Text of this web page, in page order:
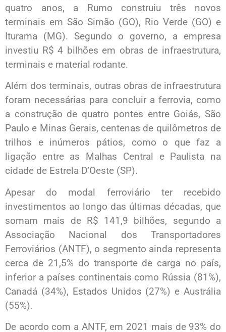
quatro anos, a Rumo construiu três novos
terminais em São Simão (GO), Rio Verde (GO) e
Iturama (MG). Segundo o governo, a empresa
investiu R$ 4 bilhões em obras de infraestrutura,
terminais e material rodante.
Além dos terminais, outras obras de infraestrutura
foram necessárias para concluir a ferrovia, como
a construção de quatro pontes entre Goiás, São
Paulo e Minas Gerais, centenas de quilômetros de
trilhos e inúmeros pátios, como o que faz a
ligação entre as Malhas Central e Paulista na
cidade de Estrela D’Oeste (SP).
Apesar do modal ferroviário ter recebido
investimentos ao longo das últimas décadas, que
somam mais de R$ 141,9 bilhões, segundo a
Associação Nacional dos Transportadores
Ferroviários (ANTF), o segmento ainda representa
cerca de 21,5% do transporte de carga no país,
inferior a países continentais como Rússia (81%),
Canadá (34%), Estados Unidos (27%) e Austrália
(55%).
De acordo com a ANTF, em 2021 mais de 93% do